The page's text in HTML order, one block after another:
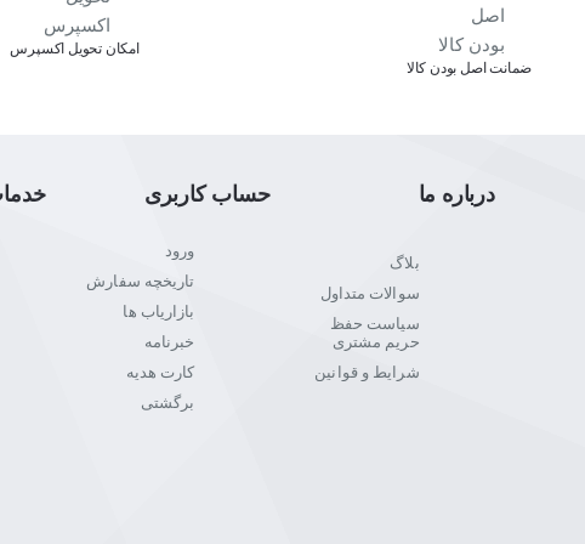
قالب‌های HDR را نیز دارا است، از جمله HDR10 و HLG.
صدایی پرقدرت، مهندسی شده توسط ®harman/kardon
ﺿﻤﺎﻧﺖ اﺻﻞ ﺑﻮدن ﮐﺎﻟﺎ
اﻣﮑﺎن ﺗﺤﻮﯾﻞ اﮐﺴﭙﺮس
درباره ما
بلاگ
سوالات متداول
سیاست حفظ
حریم مشتری
شرایط و قوانین
حساب کاربری
ورود
تاریخچه سفارش
بازاریاب ها
خبرنامه
کارت هدیه
برگشتی